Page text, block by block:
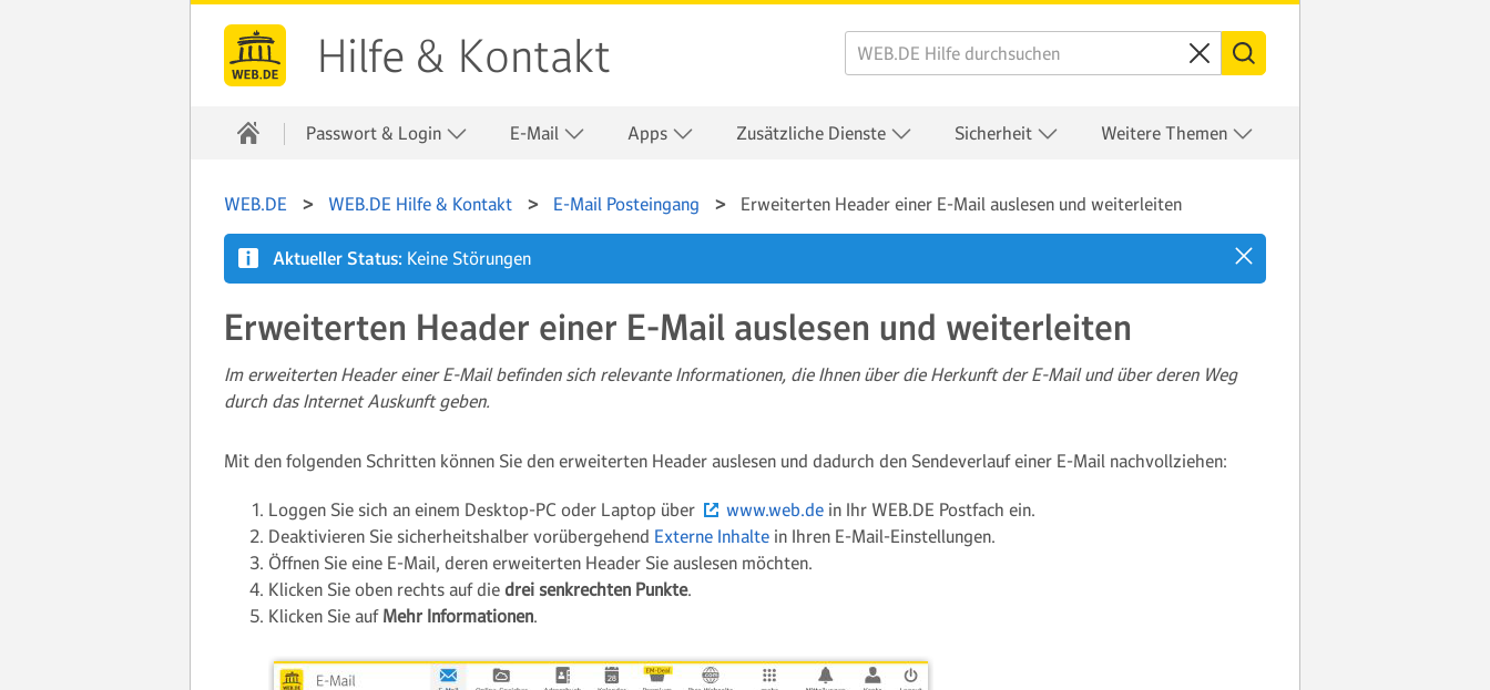
Hilfe & Kontakt
Passwort & Login E-Mail Apps Zusätzliche Dienste Sicherheit Weitere Themen
WEB.DE WEB.DE Hilfe & Kontakt E-Mail Posteingang Erweiterten Header einer E-Mail auslesen und weiterleiten
Aktueller Status: Keine Störungen
Erweiterten Header einer E-Mail auslesen und weiterleiten
Im erweiterten Header einer E-Mail befinden sich relevante Informationen, die Ihnen über die Herkunft der E-Mail und über deren Weg
durch das Internet Auskunft geben.
Mit den folgenden Schritten können Sie den erweiterten Header auslesen und dadurch den Sendeverlauf einer E-Mail nachvollziehen:
Loggen Sie sich an einem Desktop-PC oder Laptop über www.web.de in Ihr WEB.DE Postfach ein.
Deaktivieren Sie sicherheitshalber vorübergehend Externe Inhalte in Ihren E-Mail-Einstellungen.
Öffnen Sie eine E-Mail, deren erweiterten Header Sie auslesen möchten.
Klicken Sie oben rechts auf die drei senkrechten Punkte.
Klicken Sie auf Mehr Informationen.